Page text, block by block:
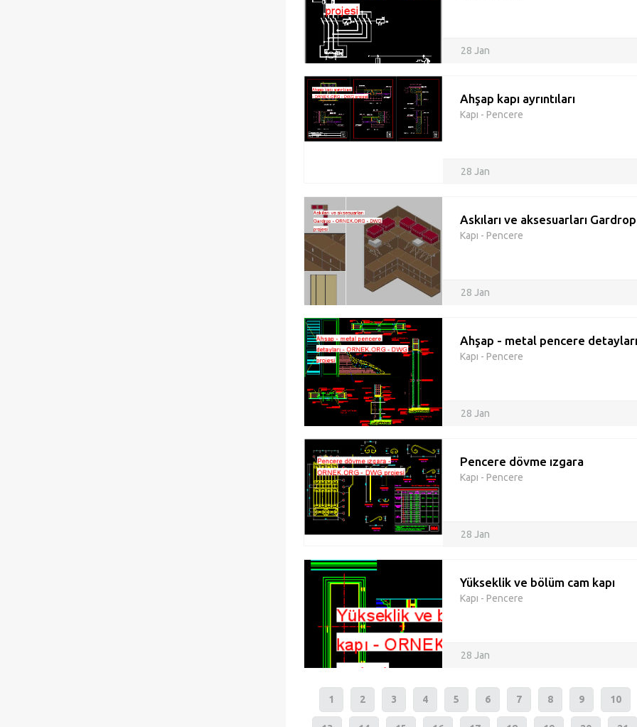
28 Jan
Ahşap kapı ayrıntıları
Kapı - Pencere
28 Jan
Askıları ve aksesuarları Gardrop
Kapı - Pencere
28 Jan
Ahşap - metal pencere
Kapı - Pencere
28 Jan
Pencere dövme ızgara
Kapı - Pencere
28 Jan
Yükseklik ve bölüm cam kapı
Kapı - Pencere
28 Jan
1 2 3 4 5 6 7 8 9 10